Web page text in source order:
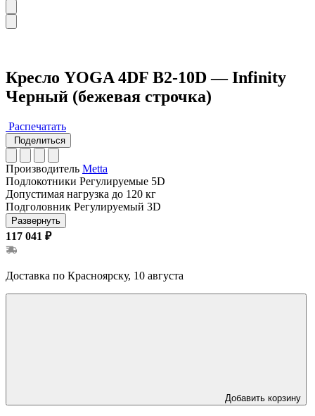
Кресло YOGA 4DF B2-10D — Infinity
Черный (бежевая строчка)
Распечатать
Поделиться
Производитель Metta
Подлокотники Регулируемые 5D
Допустимая нагрузка до 120 кг
Подголовник Регулируемый 3D
Развернуть
117 041 ₽
Доставка по Красноярску, 10 августа
Добавить корзину